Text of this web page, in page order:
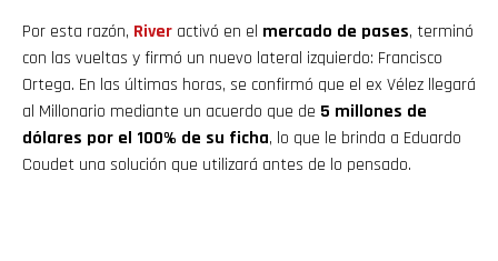
Por esta razón, River activó en el mercado de pases, terminó
con las vueltas y firmó un nuevo lateral izquierdo: Francisco
Ortega. En las últimas horas, se confirmó que el ex Vélez llegará
al Millonario mediante un acuerdo que de 5 millones de
dólares por el 100% de su ficha, lo que le brinda a Eduardo
Coudet una solución que utilizará antes de lo pensado.